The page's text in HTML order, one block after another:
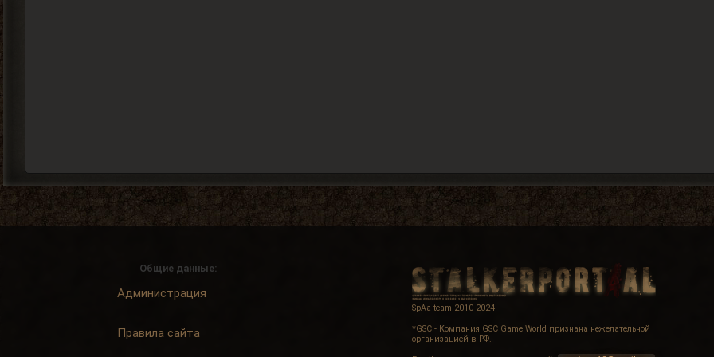
Общие данные:
Администрация
Правила сайта
SpAa team 2010-2024
*GSC - Компания GSC Game World признана нежелательной
организацией в РФ.